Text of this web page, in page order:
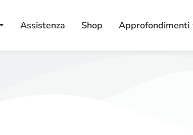
Assistenza Shop Approfondimenti